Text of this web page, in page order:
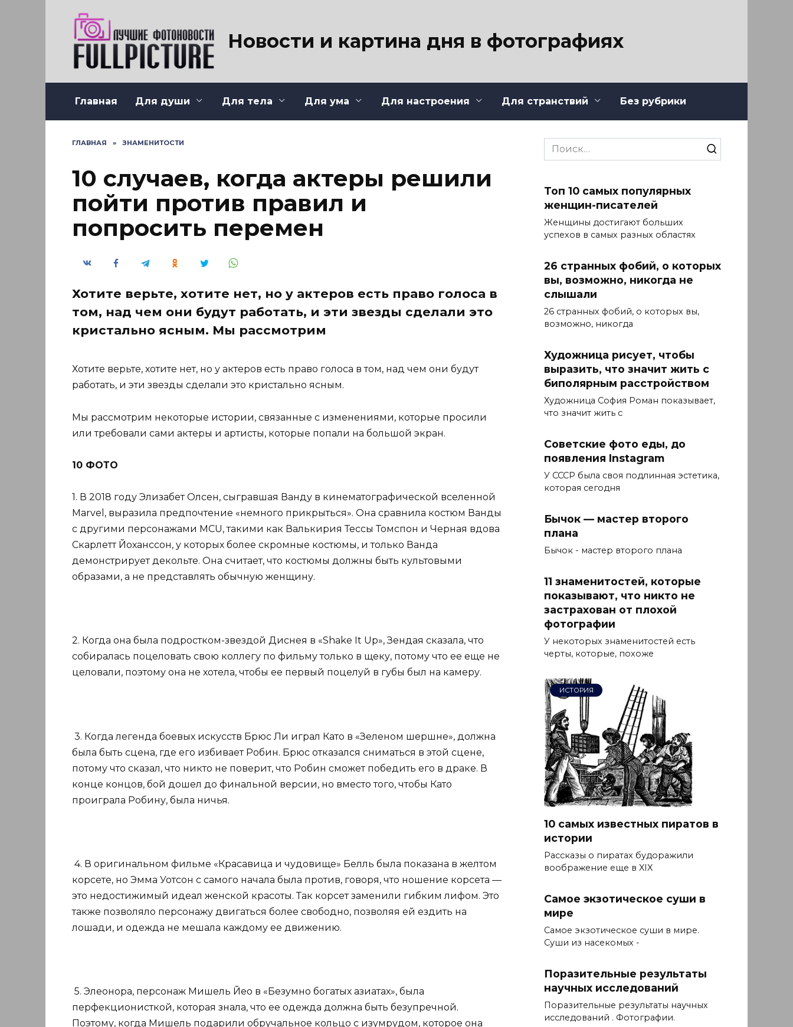
Новости и картина дня в фотографиях
Главная Для души Для тела Для ума Для настроения Для странствий Без рубрики
ГЛАВНАЯ » ЗНАМЕНИТОСТИ
10 случаев, когда актеры решили
пойти против правил и
попросить перемен
Хотите верьте, хотите нет, но у актеров есть право голоса в
том, над чем они будут работать, и эти звезды сделали это
кристально ясным. Мы рассмотрим
Хотите верьте, хотите нет, но у актеров есть право голоса в том, над чем они будут
работать, и эти звезды сделали это кристально ясным.
Мы рассмотрим некоторые истории, связанные с изменениями, которые просили
или требовали сами актеры и артисты, которые попали на большой экран.
10 ФОТО
1. В 2018 году Элизабет Олсен, сыгравшая Ванду в кинематографической вселенной
Marvel, выразила предпочтение «немного прикрыться». Она сравнила костюм Ванды
с другими персонажами MCU, такими как Валькирия Тессы Томспон и Черная вдова
Скарлетт Йоханссон, у которых более скромные костюмы, и только Ванда
демонстрирует декольте. Она считает, что костюмы должны быть культовыми
образами, а не представлять обычную женщину.
2. Когда она была подростком-звездой Диснея в «Shake It Up», Зендая сказала, что
собиралась поцеловать свою коллегу по фильму только в щеку, потому что ее еще не
целовали, поэтому она не хотела, чтобы ее первый поцелуй в губы был на камеру.
3. Когда легенда боевых искусств Брюс Ли играл Като в «Зеленом шершне», должна
была быть сцена, где его избивает Робин. Брюс отказался сниматься в этой сцене,
потому что сказал, что никто не поверит, что Робин сможет победить его в драке. В
конце концов, бой дошел до финальной версии, но вместо того, чтобы Като
проиграла Робину, была ничья.
4. В оригинальном фильме «Красавица и чудовище» Белль была показана в желтом
корсете, но Эмма Уотсон с самого начала была против, говоря, что ношение корсета —
это недостижимый идеал женской красоты. Так корсет заменили гибким лифом. Это
также позволяло персонажу двигаться более свободно, позволяя ей ездить на
лошади, и одежда не мешала каждому ее движению.
5. Элеонора, персонаж Мишель Йео в «Безумно богатых азиатах», была
перфекционисткой, которая знала, что ее одежда должна быть безупречной.
Поэтому, когда Мишель подарили обручальное кольцо с изумрудом, которое она
Search
for:
Топ 10 самых популярных
женщин-писателей
Женщины достигают больших
успехов в самых разных областях
26 странных фобий, о которых
вы, возможно, никогда не
слышали
26 странных фобий, о которых вы,
возможно, никогда
Художница рисует, чтобы
выразить, что значит жить с
биполярным расстройством
Художница София Роман показывает,
что значит жить с
Советские фото еды, до
появления Instagram
У СССР была своя подлинная эстетика,
которая сегодня
Бычок — мастер второго
плана
Бычок - мастер второго плана
11 знаменитостей, которые
показывают, что никто не
застрахован от плохой
фотографии
У некоторых знаменитостей есть
черты, которые, похоже
ИСТОРИЯ
10 самых известных пиратов в
истории
Рассказы о пиратах будоражили
воображение еще в XIX
Самое экзотическое суши в
мире
Самое экзотическое суши в мире.
Суши из насекомых -
Поразительные результаты
научных исследований
Поразительные результаты научных
исследований . Фотографии.